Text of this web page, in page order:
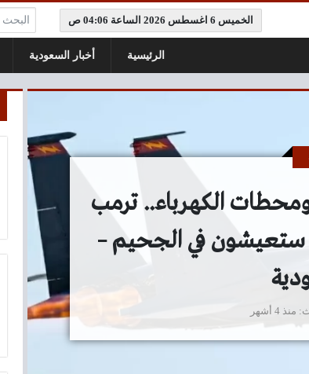
الخميس 6 اغسطس 2026 الساعة 04:06 ص البحث:
الرئيسية أخبار السعودية
الكهرباء.. ترمب
ستعيشون في الجحيم –
منذ 4 أشهر